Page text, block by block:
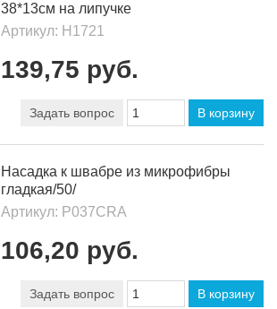
38*13см на липучке
Артикул: Н1721
139,75 руб.
Задать вопрос В корзину
Насадка к швабре из микрофибры
гладкая/50/
Артикул: Р037СRА
106,20 руб.
Задать вопрос В корзину